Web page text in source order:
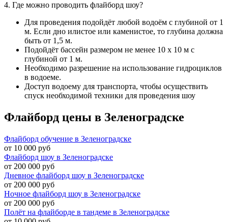
4. Где можно проводить флайборд шоу?
Для проведения подойдёт любой водоём с глубиной от 1
м. Если дно илистое или каменистое, то глубина должна
быть от 1,5 м.
Подойдёт бассейн размером не менее 10 х 10 м с
глубиной от 1 м.
Необходимо разрешение на использование гидроциклов
в водоеме.
Доступ водоему для транспорта, чтобы осуществить
спуск необходимой техники для проведения шоу
Флайборд цены в Зеленоградске
Флайборд обучение в Зеленоградске
от 10 000 руб
Флайборд шоу в Зеленоградске
от 200 000 руб
Дневное флайборд шоу в Зеленоградске
от 200 000 руб
Ночное флайборд шоу в Зеленоградске
от 200 000 руб
Полёт на флайборде в тандеме в Зеленоградске